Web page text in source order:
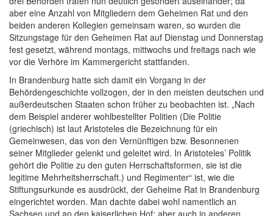
aber eine Anzahl von Mitgliedern dem Geheimen Rat und den
beiden anderen Kollegien gemeinsam waren, so wurden die
Sitzungstage für den Geheimen Rat auf Dienstag und Donnerstag
fest gesetzt, während montags, mittwochs und freitags nach wie
vor die Verhöre im Kammergericht stattfanden.
In Brandenburg hatte sich damit ein Vorgang in der
Behördengeschichte vollzogen, der in den meisten deutschen und
außerdeutschen Staaten schon früher zu beobachten ist. „Nach
dem Beispiel anderer wohlbestellter Politien (Die Politie
(griechisch) ist laut Aristoteles die Bezeichnung für ein
Gemeinwesen, das von den Vernünftigen bzw. Besonnenen
seiner Mitglieder gelenkt und geleitet wird. In Aristoteles’ Politik
gehört die Politie zu den guten Herrschaftsformen, sie ist die
legitime Mehrheitsherrschaft.) und Regimenter“ ist, wie die
Stiftungsurkunde es ausdrückt, der Geheime Rat in Brandenburg
eingerichtet worden. Man dachte dabei wohl namentlich an
Sachsen und an den kaiserlichen Hof; aber auch in anderen